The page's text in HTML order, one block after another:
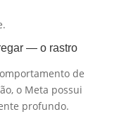
— o rastro
de
o Meta possui
profundo.